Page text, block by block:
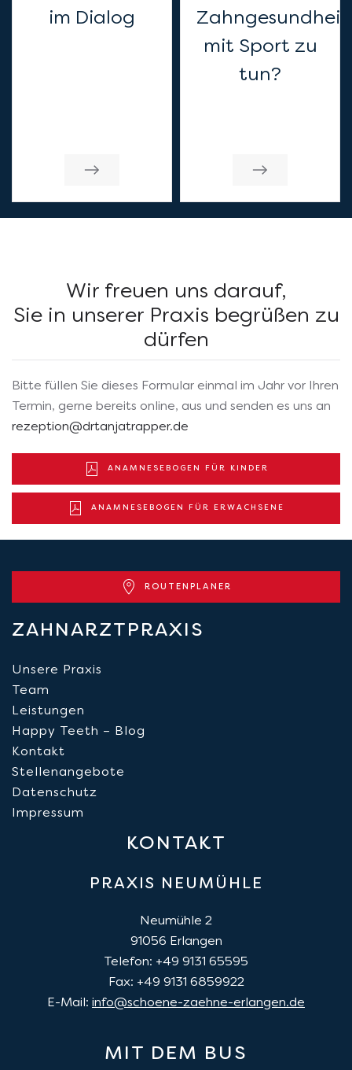
im Dialog
Zahngesundheit
mit Sport zu
tun?
Wir freuen uns darauf,
Sie in unserer Praxis begrüßen zu
dürfen
Bitte füllen Sie dieses Formular einmal im Jahr vor Ihren
Termin, gerne bereits online, aus und senden es uns an
rezeption@drtanjatrapper.de
ANAMNESEBOGEN FÜR KINDER
ANAMNESEBOGEN FÜR ERWACHSENE
ROUTENPLANER
+
Leaflet|©OpenStreetMap
ZAHNARZTPRAXIS
Unsere Praxis
Team
Leistungen
Happy Teeth – Blog
Kontakt
Stellenangebote
Datenschutz
Impressum
KONTAKT
PRAXIS NEUMÜHLE
Neumühle 2
91056 Erlangen
Telefon: +49 9131 65595
Fax: +49 9131 6859922
E-Mail: info@schoene-zaehne-erlangen.de
MIT DEM BUS